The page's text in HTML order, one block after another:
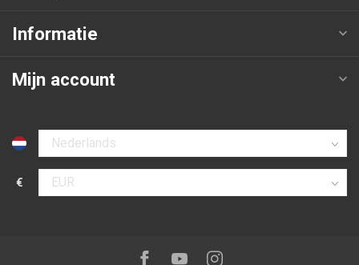
Informatie
Mijn account
Selecteer taal
€
Selecteer valuta
Volg ons op:Facebook
YoutubeInstagram